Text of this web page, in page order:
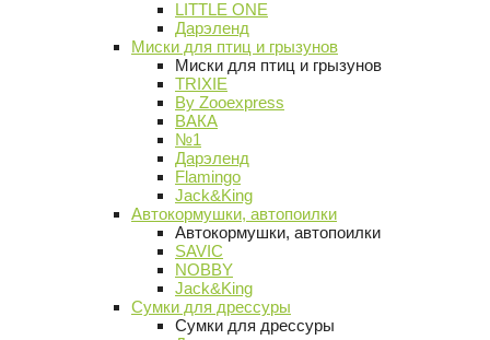
LITTLE ONE
Дарэленд
Миски для птиц и грызунов
Миски для птиц и грызунов
TRIXIE
By Zooexpress
ВАКА
№1
Дарэленд
Flamingo
Jack&King
Автокормушки, автопоилки
Автокормушки, автопоилки
SAVIC
NOBBY
Jack&King
Сумки для дрессуры
Сумки для дрессуры